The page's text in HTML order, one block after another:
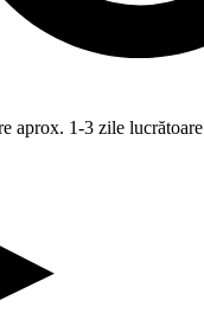
aprox. 1-3 zile lucrătoare